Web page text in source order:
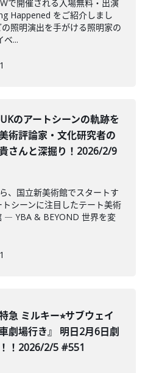
で開催される入場無料・出演
Happened をご紹介しまし
照明演出を手がける照明家の
ベ...
のアートシーンの軌跡を
術評論家・文化研究者の
さんと深掘り！2026/2/9
、国立新美術館でスタートす
シーンに注目したテート美術
― YBA & BEYOND 世界を変
急 ミルキー⭐︎サブウェイ
劇場行き』 明日2月6日劇
！2026/2/5 #551